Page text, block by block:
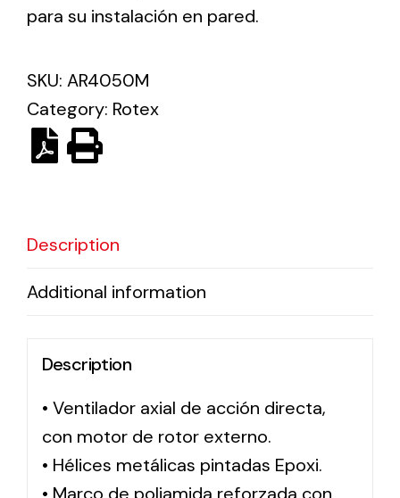
different uses
para su instalación en pared.
SKU: AR4050M
Category: Rotex
Description
Additional information
Description
• Ventilador axial de acción directa,
con motor de rotor externo.
• Hélices metálicas pintadas Epoxi.
• Marco de poliamida reforzada con